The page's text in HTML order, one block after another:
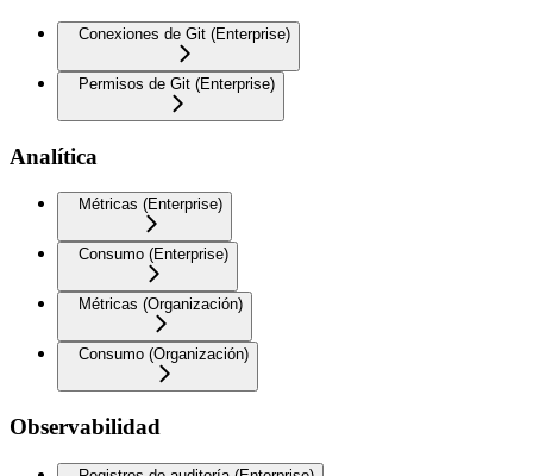
Conexiones de Git (Enterprise)
Permisos de Git (Enterprise)
Analítica
Métricas (Enterprise)
Consumo (Enterprise)
Métricas (Organización)
Consumo (Organización)
Observabilidad